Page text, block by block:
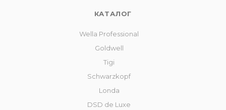
КАТАЛОГ
Wella Professional
Goldwell
Tigi
Schwarzkopf
Londa
DSD de Luxe